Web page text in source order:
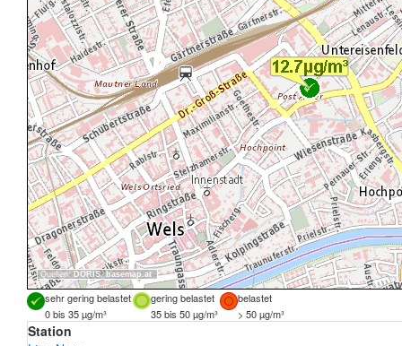
Quellen: DORIS, basemap.at
sehr gering belastet gering belastet
belastet
0 bis 35 µg/m³
35 bis 50 µg/m³ > 50 µg/m³
Station